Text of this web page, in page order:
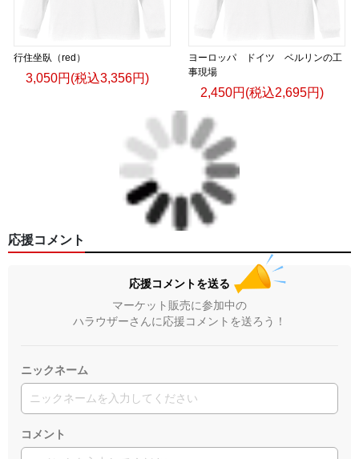
行住坐臥（red）
3,050円(税込3,356円)
ヨーロッパ ドイツ ベルリンの工
事現場
2,450円(税込2,695円)
応援コメント
応援コメントを送る
マーケット販売に参加中の
ハラウザーさんに応援コメントを送ろう！
ニックネーム
コメント